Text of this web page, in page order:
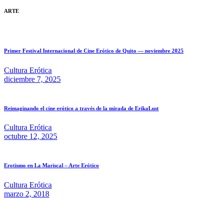
ARTE
Primer Festival Internacional de Cine Erótico de Quito — noviembre 2025
Cultura Erótica
diciembre 7, 2025
Reimaginando el cine erótico a través de la mirada de ErikaLust
Cultura Erótica
octubre 12, 2025
Erotismo en La Mariscal – Arte Erótico
Cultura Erótica
marzo 2, 2018